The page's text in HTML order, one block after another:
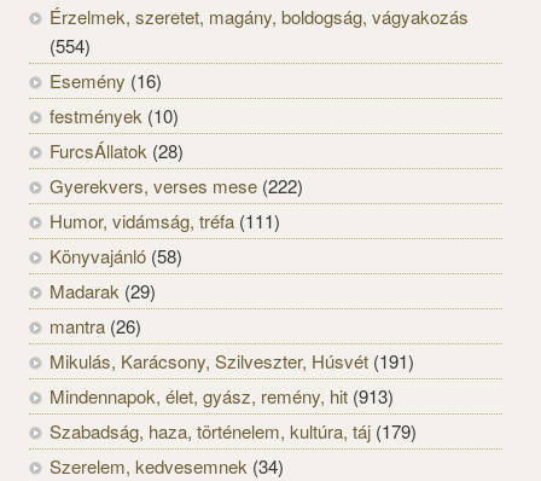
Érzelmek, szeretet, magány, boldogság, vágyakozás
(554)
Esemény (16)
festmények (10)
FurcsÁllatok (28)
Gyerekvers, verses mese (222)
Humor, vidámság, tréfa (111)
Könyvajánló (58)
Madarak (29)
mantra (26)
Mikulás, Karácsony, Szilveszter, Húsvét (191)
Mindennapok, élet, gyász, remény, hit (913)
Szabadság, haza, történelem, kultúra, táj (179)
Szerelem, kedvesemnek (34)